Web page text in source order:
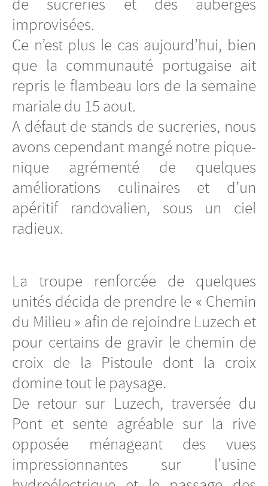
improvisées.
Ce n’est plus le cas aujourd’hui, bien
que la communauté portugaise ait
repris le flambeau lors de la semaine
mariale du 15 aout.
A défaut de stands de sucreries, nous
avons cependant mangé notre pique-
nique agrémenté de quelques
améliorations culinaires et d’un
apéritif randovalien, sous un ciel
radieux.
La troupe renforcée de quelques
unités décida de prendre le « Chemin
du Milieu » afin de rejoindre Luzech et
pour certains de gravir le chemin de
croix de la Pistoule dont la croix
domine tout le paysage.
De retour sur Luzech, traversée du
Pont et sente agréable sur la rive
opposée ménageant des vues
impressionnantes sur l’usine